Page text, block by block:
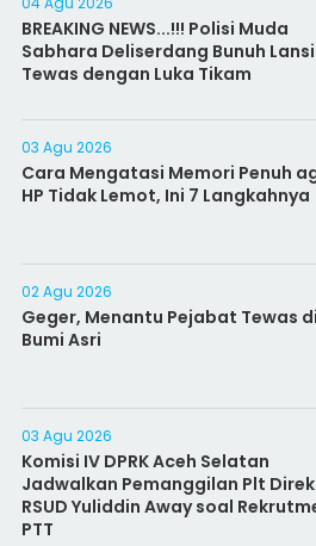
BREAKING NEWS...!!! Polisi Muda
Sabhara Deliserdang Bunuh
Tewas dengan Luka Tikam
03 Agu 2026
Cara Mengatasi Memori Penuh
HP Tidak Lemot, Ini 7 Langkahnya
02 Agu 2026
Geger, Menantu Pejabat Tewas di
Bumi Asri
03 Agu 2026
Komisi IV DPRK Aceh Selatan
Jadwalkan Pemanggilan Plt
RSUD Yuliddin Away soal
PTT